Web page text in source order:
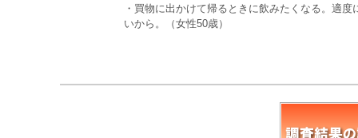
・買物に出かけて帰るときに飲みたくなる。適
いから。（女性50歳）